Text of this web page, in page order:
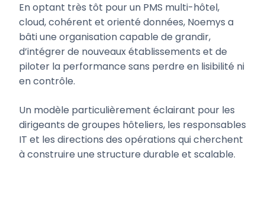
En optant très tôt pour un PMS multi-hôtel,
cloud, cohérent et orienté données, Noemys a
bâti une organisation capable de grandir,
d’intégrer de nouveaux établissements et de
piloter la performance sans perdre en lisibilité ni
en contrôle.
Un modèle particulièrement éclairant pour les
dirigeants de groupes hôteliers, les responsables
IT et les directions des opérations qui cherchent
à construire une structure durable et scalable.